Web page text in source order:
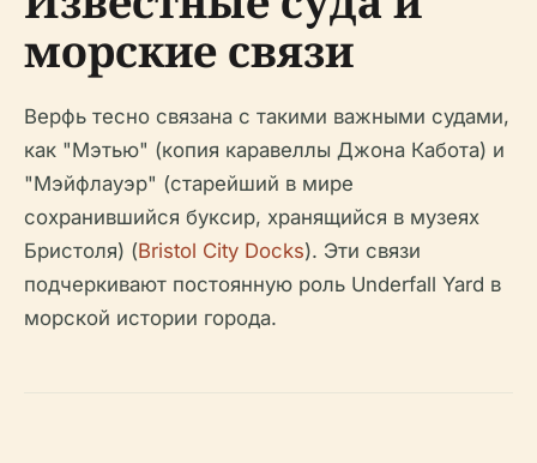
морские связи
Верфь тесно связана с такими важными судами,
как "Мэтью" (копия каравеллы Джона Кабота) и
"Мэйфлауэр" (старейший в мире
сохранившийся буксир, хранящийся в музеях
Бристоля) (Bristol City Docks). Эти связи
подчеркивают постоянную роль Underfall Yard в
морской истории города.